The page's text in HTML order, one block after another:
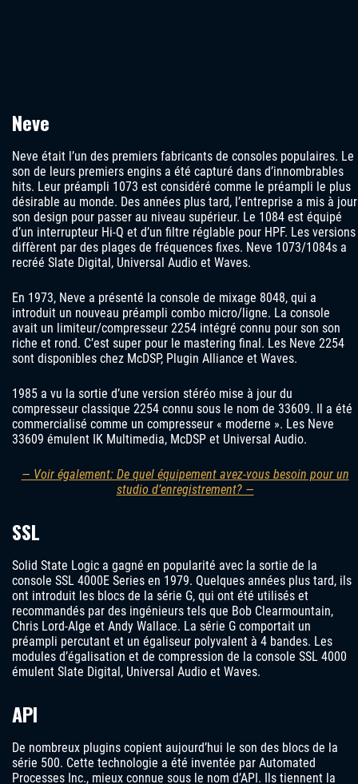
Neve
Neve était l’un des premiers fabricants de consoles populaires. Le
son de leurs premiers engins a été capturé dans d’innombrables
hits. Leur préampli 1073 est considéré comme le préampli le plus
désirable au monde. Des années plus tard, l’entreprise a mis à jour
son design pour passer au niveau supérieur. Le 1084 est équipé
d’un interrupteur Hi-Q et d’un filtre réglable pour HPF. Les versions
diffèrent par des plages de fréquences fixes. Neve 1073/1084s a
recréé Slate Digital, Universal Audio et Waves.
En 1973, Neve a présenté la console de mixage 8048, qui a
introduit un nouveau préampli combo micro/ligne. La console
avait un limiteur/compresseur 2254 intégré connu pour son son
riche et rond. C’est super pour le mastering final. Les Neve 2254
sont disponibles chez McDSP, Plugin Alliance et Waves.
1985 a vu la sortie d’une version stéréo mise à jour du
compresseur classique 2254 connu sous le nom de 33609. Il a été
commercialisé comme un compresseur « moderne ». Les Neve
33609 émulent IK Multimedia, McDSP et Universal Audio.
— Voir également: De quel équipement avez-vous besoin pour un
studio d’enregistrement? —
SSL
Solid State Logic a gagné en popularité avec la sortie de la
console SSL 4000E Series en 1979. Quelques années plus tard, ils
ont introduit les blocs de la série G, qui ont été utilisés et
recommandés par des ingénieurs tels que Bob Clearmountain,
Chris Lord-Alge et Andy Wallace. La série G comportait un
préampli percutant et un égaliseur polyvalent à 4 bandes. Les
modules d’égalisation et de compression de la console SSL 4000
émulent Slate Digital, Universal Audio et Waves.
API
De nombreux plugins copient aujourd’hui le son des blocs de la
série 500. Cette technologie a été inventée par Automated
Processes Inc., mieux connue sous le nom d’API. Ils tiennent la